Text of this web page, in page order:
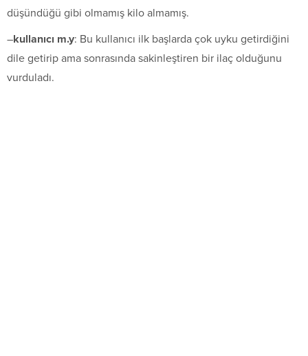
düşündüğü gibi olmamış kilo almamış.
–kullanıcı m.y: Bu kullanıcı ilk başlarda çok uyku getirdiğini
dile getirip ama sonrasında sakinleştiren bir ilaç olduğunu
vurduladı.